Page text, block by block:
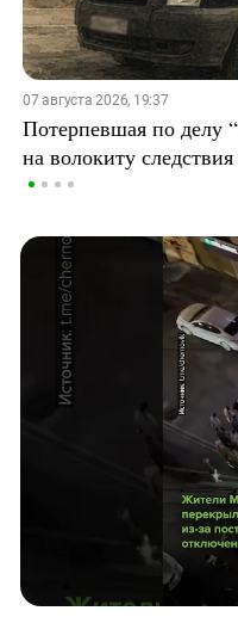
07 августа 2026, 19:37
Потерпевшая по делу
на волокиту следствия